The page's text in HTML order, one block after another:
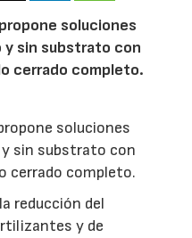
soluciones
y sin substrato con
cerrado completo.
soluciones
sin substrato con
cerrado completo.
reducción del
y de